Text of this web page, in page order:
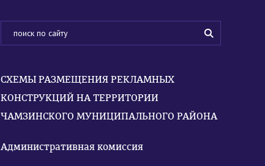
СХЕМЫ РАЗМЕЩЕНИЯ РЕКЛАМНЫХ
КОНСТРУКЦИЙ НА ТЕРРИТОРИИ
ЧАМЗИНСКОГО МУНИЦИПАЛЬНОГО РАЙОНА
Административная комиссия